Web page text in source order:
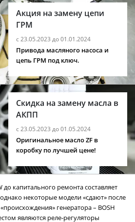
Акция на замену цепи
ГРМ
с 23.05.2023 до 01.01.2024
Привода масляного насоса и
цепь ГРМ под ключ.
Скидка на замену масла в
АКПП
с 23.05.2023 до 01.05.2024
Оригинальное масло ZF в
коробку по лучшей цене!
до капитального ремонта составляет
некоторые модели «сдают» после
генератора – BOSH
являются реле-регуляторы